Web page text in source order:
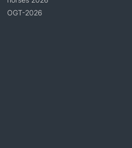
OGT-2026